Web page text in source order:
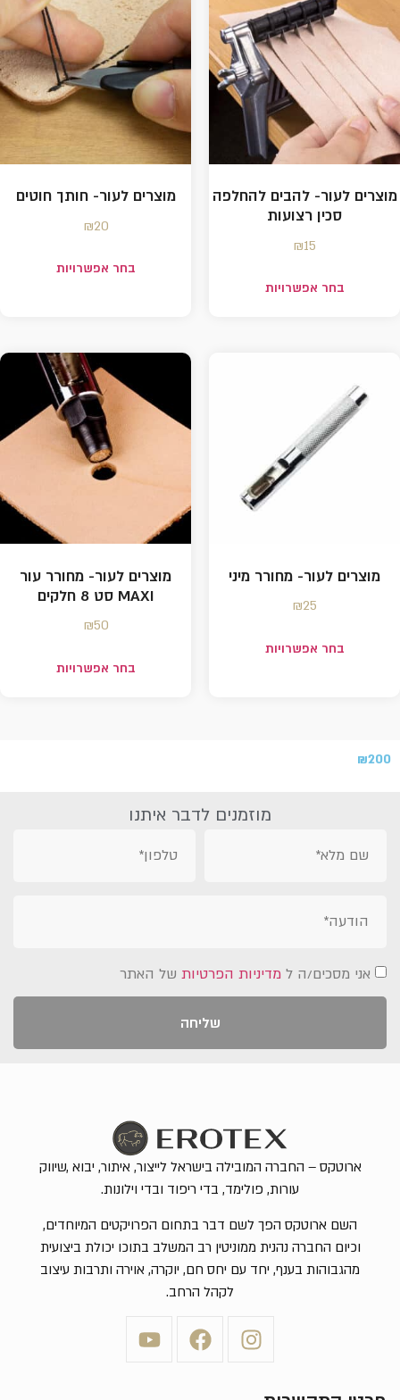
מוצרים לעור- להבים להחלפה
סכין רצועות
₪15
בחר אפשרויות
מוצרים לעור- חותך חוטים
₪20
בחר אפשרויות
מוצרים לעור- מחורר מיני
₪25
בחר אפשרויות
מוצרים לעור- מחורר עור
MAXI סט 8 חלקים
₪50
בחר אפשרויות
₪200
מוזמנים לדבר איתנו
אני מסכים/ה ל מדיניות הפרטיות של האתר
שליחה
ארוטקס – החברה המובילה בישראל לייצור, איתור, יבוא ,שיווק
עורות, פולימד, בדי ריפוד ובדי וילונות.
השם ארוטקס הפך לשם דבר בתחום הפרויקטים המיוחדים,
וכיום החברה נהנית ממוניטין רב המשלב בתוכו יכולת ביצועית
מהגבוהות בענף, יחד עם יחס חם, יוקרה, אוירה ותרבות עיצוב
לקהל הרחב.